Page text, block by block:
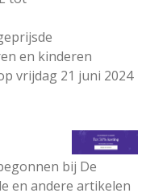
en kinderen
vrijdag 21 juni 2024
bij De
en andere artikelen